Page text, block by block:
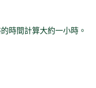
時間計算大約一小時。